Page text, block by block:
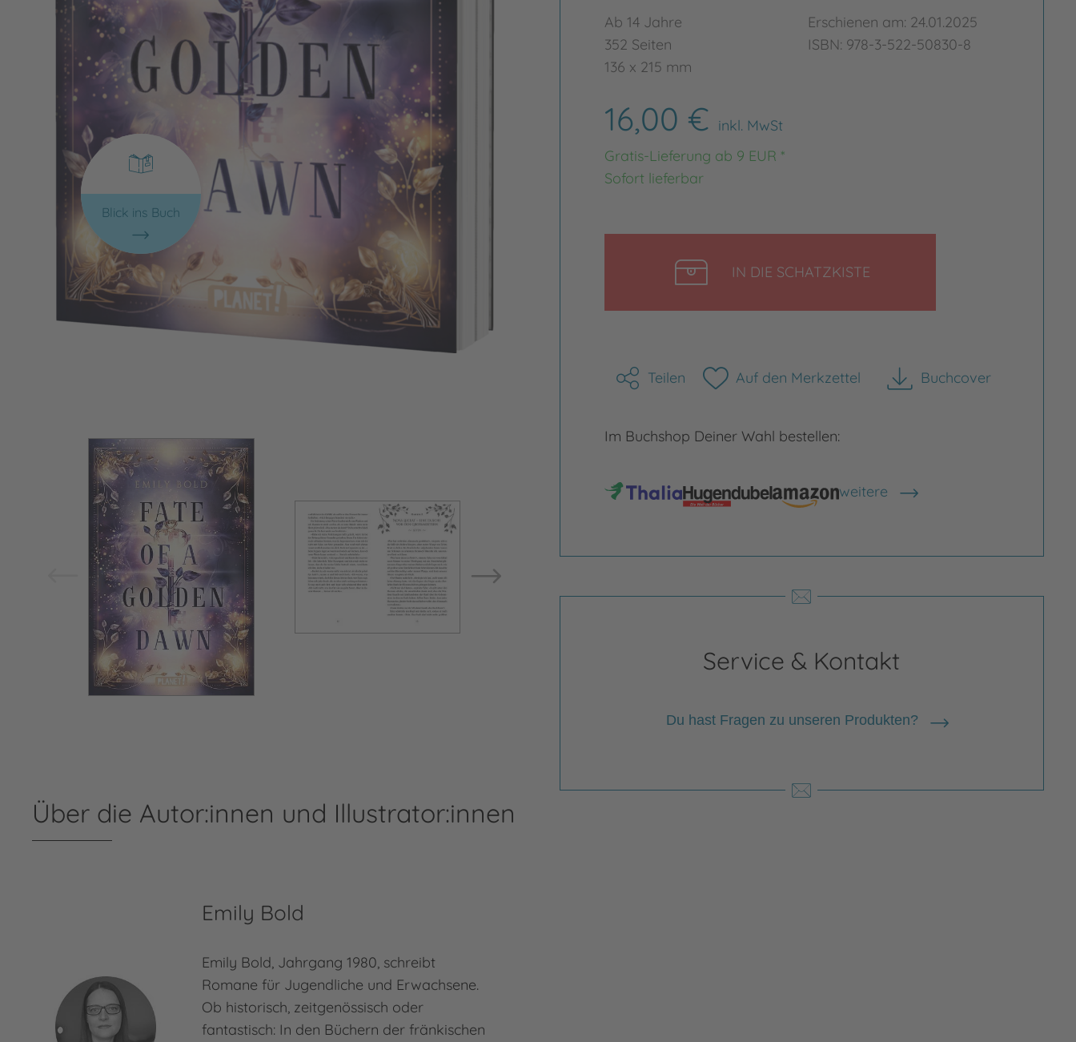
Blick ins Buch
Bild vergrößern
Ab 14 Jahre
352 Seiten
136 x 215 mm
Erschienen am: 24.01.2025
ISBN: 978-3-522-50830-8
16,00 € inkl. MwSt
Gratis-Lieferung ab 9 EUR *
Sofort lieferbar
IN DIE SCHATZKISTE
Teilen Auf den Merkzettel Buchcover
herunterladen
Im Buchshop Deiner Wahl bestellen:
weitere
Shops anzeigen
Service & Kontakt
Du hast Fragen zu unseren Produkten?
Über die Autor:innen und Illustrator:innen
Emily Bold
Emily Bold, Jahrgang 1980, schreibt
Romane für Jugendliche und Erwachsene.
Ob historisch, zeitgenössisch oder
fantastisch: In den Büchern der fränkischen